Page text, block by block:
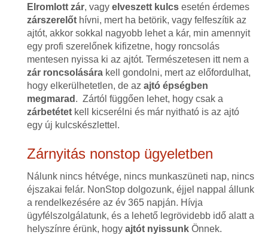
Elromlott zár, vagy elveszett kulcsesetén érdemes
zárszerelőthívni, mert ha betörik, vagy felfeszítik az
ajtót, akkor sokkal nagyobb lehet a kár, min amennyit
egy profi szerelőnek kifizetne, hogy roncsolás
mentesen nyissa ki az ajtót. Természetesen itt nem a
zár roncsolásárakell gondolni, mert az előfordulhat,
hogy elkerülhetetlen, de az ajtó épségben
megmarad . Zártól függően lehet, hogy csak a
zárbetétetkell kicserélni és már nyitható is az ajtó
egy új kulcskészlettel.
Zárnyitás nonstop ügyeletben
Nálunk nincs hétvége, nincs munkaszüneti nap, nincs
éjszakai felár. NonStop dolgozunk, éjjel nappal állunk
a rendelkezésére az év 365 napján. Hívja
ügyfélszolgálatunk, és a lehető legrövidebb idő alatt a
helyszínre érünk, hogy ajtót nyissunkÖnnek.